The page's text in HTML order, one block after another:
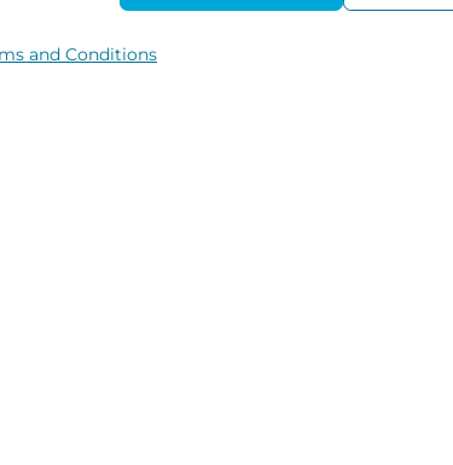
and Conditions